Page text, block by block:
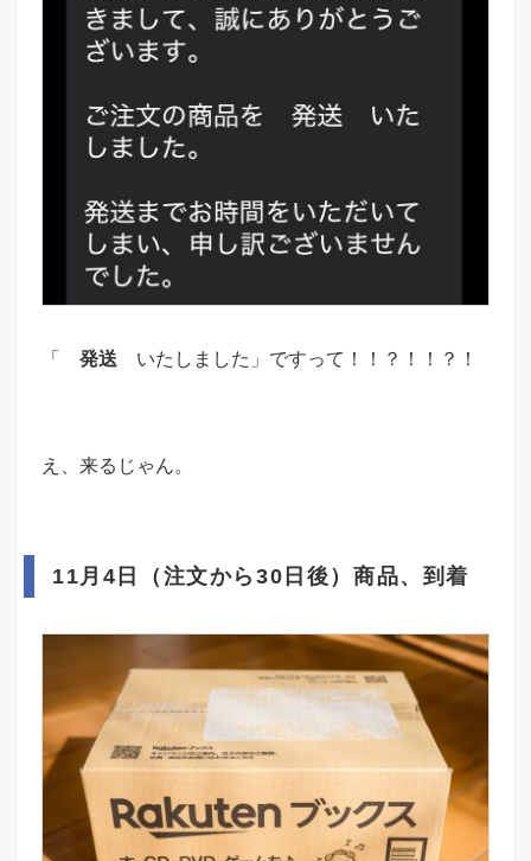
「 発送 いたしました」ですって！！？！！？！
え、来るじゃん。
11月4日（注文から30日後）商品、到着